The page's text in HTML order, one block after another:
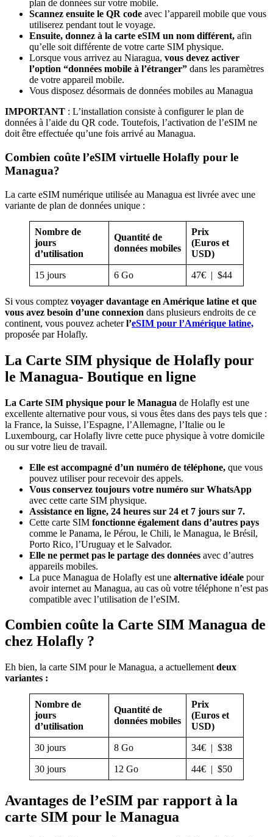
plan de données sur votre mobile.
Scannez ensuite le QR code avec l’appareil mobile que vous
utiliserez pendant tout le voyage.
Ensuite, donnez à la carte eSIM un nom différent, afin
qu’elle soit différente de votre carte SIM physique.
Lorsque vous arrivez au Niaragua, vous devez activer
l’option “données mobile à l’étranger” dans les paramètres
de votre appareil mobile.
Vous disposez désormais de données mobiles au Managua
IMPORTANT : L’installation consiste à configurer le plan de
données à l’aide du QR code. Toutefois, l’activation de l’eSIM ne
doit être effectuée qu’une fois arrivé au Managua.
Combien coûte l’eSIM virtuelle Holafly pour le
Managua?
La carte eSIM numérique utilisée au Managua est livrée avec une
variante de plan de données unique :
Nombre de
jours
d’utilisation
Quantité de
données mobiles
Prix
(Euros et
USD)
15 jours 6 Go 47€ | $44
Si vous comptez voyager davantage en Amérique latine et que
vous avez besoin d’une connexion dans plusieurs endroits de ce
continent, vous pouvez acheterl’eSIM pour l’Amérique latine,
proposée par Holafly.
La Carte SIM physique de Holafly pour
le Managua- Boutique en ligne
La Carte SIM physique pour le Managua de Holafly est une
excellente alternative pour vous, si vous êtes dans des pays tels que :
la France, la Suisse, l’Espagne, l’Allemagne, l’Italie ou le
Luxembourg, car Holafly livre cette puce physique à votre domicile
ou sur votre lieu de travail.
Elle est accompagné d’un numéro de téléphone, que vous
pouvez utiliser pour recevoir des appels.
Vous conservez toujours votre numéro sur WhatsApp
avec cette carte SIM physique.
Assistance en ligne, 24 heures sur 24 et 7 jours sur 7.
Cette carte SIM fonctionne également dans d’autres pays
comme le Panama, le Pérou, le Chili, le Managua, le Brésil,
Porto Rico, l’Uruguay et le Salvador.
Elle ne permet pas le partage des données avec d’autres
appareils mobiles.
La puce Managua de Holafly est une alternative idéale pour
avoir internet au Managua, au cas où votre téléphone n’est pas
compatible avec l’utilisation de l’eSIM.
Combien coûte la Carte SIM Managua de
chez Holafly ?
Eh bien, la carte SIM pour le Managua, a actuellement deux
variantes :
Nombre de
jours
d’utilisation
Quantité de
données mobiles
Prix
(Euros et
USD)
30 jours 8 Go 34€ | $38
30 jours 12 Go 44€ | $50
Avantages de l’eSIM par rapport à la
carte SIM pour le Managua